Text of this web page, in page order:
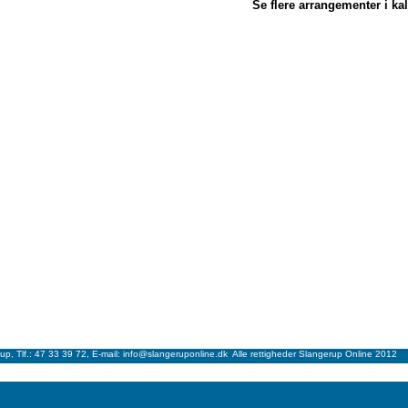
Se flere arrangementer i
Tlf.: 47 33 39 72, E-mail: info@slangeruponline.dk Alle rettigheder Slangerup Online 2012